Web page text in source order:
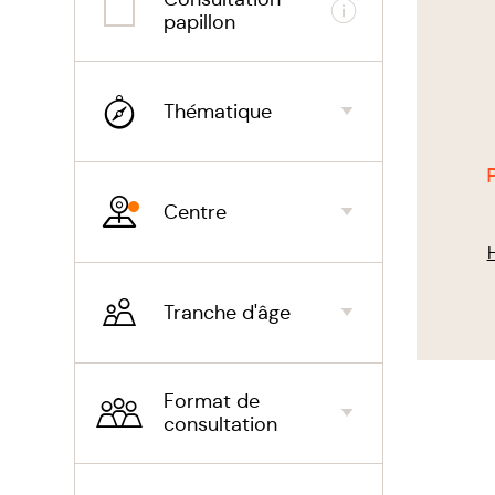
papillon
Informations
Thématique
Centre
Tranche d'âge
Format de
consultation